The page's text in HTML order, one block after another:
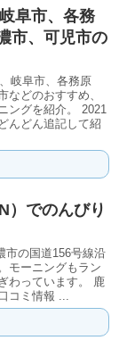
阜市、各務
市、可児市の
岐阜市、各務原
などのおすすめ、
ングを紹介。 2021
んどん追記して紹
）でのんびり
市の国道156号線沿
モーニングもラン
わっています。 鹿
コミ情報 ...